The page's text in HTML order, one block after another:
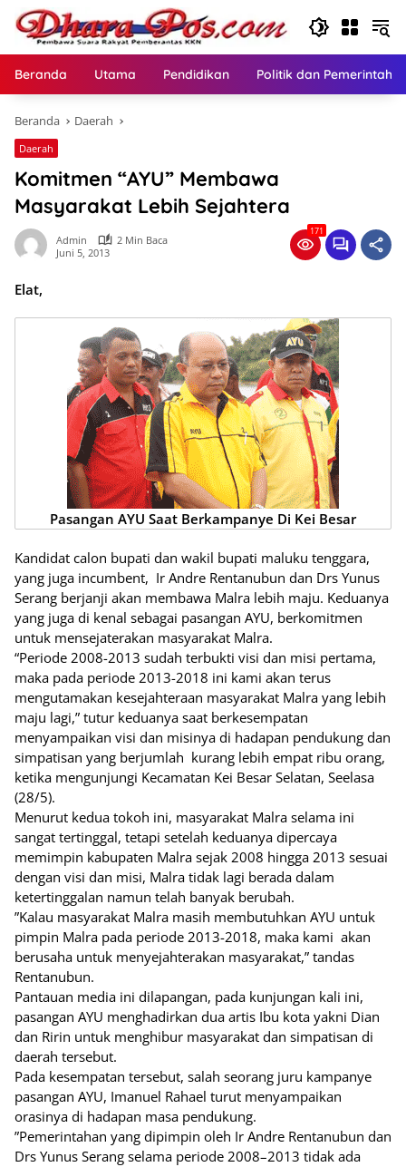
Langsung
konten
Beranda Utama Pendidikan Politik dan
Beranda Daerah
Daerah
Komitmen “AYU” Membawa
Masyarakat Lebih Sejahtera
Admin
2 Min Baca
Juni 5, 2013
171
Elat,
Pasangan AYU Saat Berkampanye Di Kei Besar
Kandidat calon bupati dan wakil bupati maluku tenggara,
yang juga incumbent, Ir Andre Rentanubun dan Drs Yunus
Serang berjanji akan membawa Malra lebih maju. Keduanya
yang juga di kenal sebagai pasangan AYU, berkomitmen
untuk mensejaterakan masyarakat Malra.
“Periode 2008-2013 sudah terbukti visi dan misi pertama,
maka pada periode 2013-2018 ini kami akan terus
mengutamakan kesejahteraan masyarakat Malra yang lebih
maju lagi,” tutur keduanya saat berkesempatan
menyampaikan visi dan misinya di hadapan pendukung dan
simpatisan yang berjumlah kurang lebih empat ribu orang,
ketika mengunjungi Kecamatan Kei Besar Selatan, Seelasa
(28/5).
Menurut kedua tokoh ini, masyarakat Malra selama ini
sangat tertinggal, tetapi setelah keduanya dipercaya
memimpin kabupaten Malra sejak 2008 hingga 2013 sesuai
dengan visi dan misi, Malra tidak lagi berada dalam
ketertinggalan namun telah banyak berubah.
”Kalau masyarakat Malra masih membutuhkan AYU untuk
pimpin Malra pada periode 2013-2018, maka kami akan
berusaha untuk menyejahterakan masyarakat,” tandas
Rentanubun.
Pantauan media ini dilapangan, pada kunjungan kali ini,
pasangan AYU menghadirkan dua artis Ibu kota yakni Dian
dan Ririn untuk menghibur masyarakat dan simpatisan di
daerah tersebut.
Pada kesempatan tersebut, salah seorang juru kampanye
pasangan AYU, Imanuel Rahael turut menyampaikan
orasinya di hadapan masa pendukung.
”Pemerintahan yang dipimpin oleh Ir Andre Rentanubun dan
Drs Yunus Serang selama periode 2008–2013 tidak ada